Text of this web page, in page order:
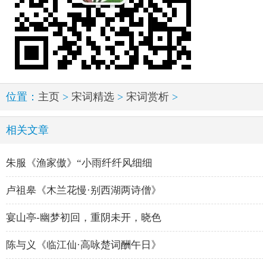
位置： 主页 > 宋词精选 > 宋词赏析 >
相关文章
朱服《渔家傲》“小雨纤纤风细细
卢祖皋《木兰花慢·别西湖两诗僧》
宴山亭-幽梦初回，重阴未开，晓色
陈与义《临江仙·高咏楚词酬午日》